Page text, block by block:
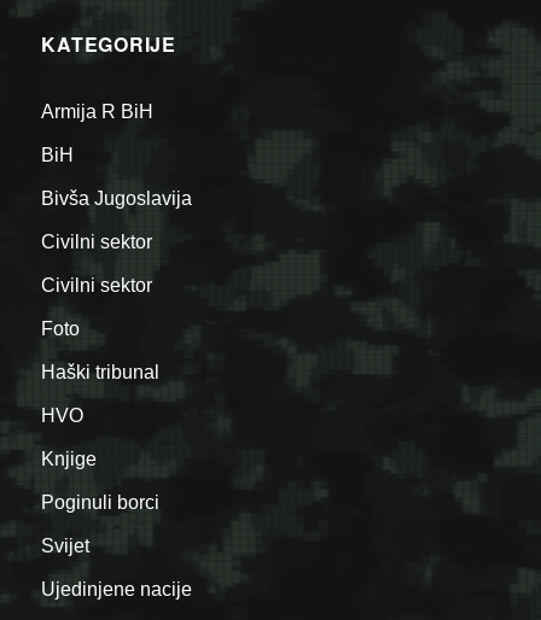
KATEGORIJE
Armija R BiH
BiH
Bivša Jugoslavija
Civilni sektor
Civilni sektor
Foto
Haški tribunal
HVO
Knjige
Poginuli borci
Svijet
Ujedinjene nacije